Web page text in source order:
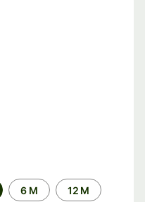
6 M 12 M